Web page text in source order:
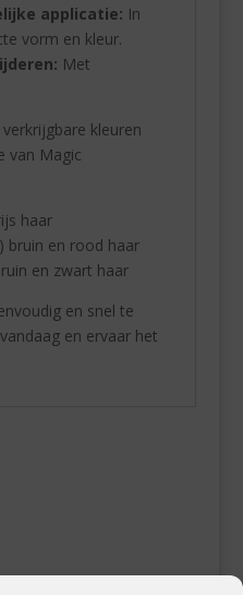
applicatie: In
vorm en kleur.
Met
kleuren
van Magic
haar
bruin en rood haar
en zwart haar
en snel te
en ervaar het